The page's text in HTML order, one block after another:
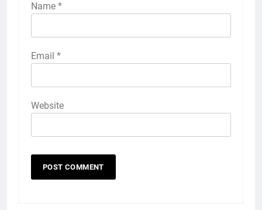
Name *
Email *
Website